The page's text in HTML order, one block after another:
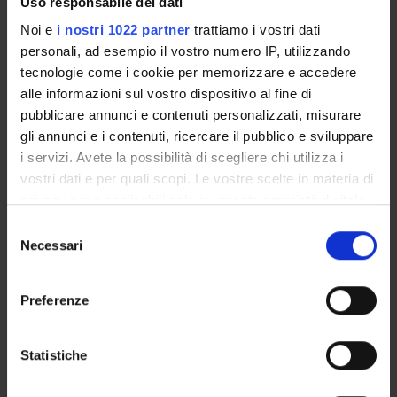
Noi e i nostri 1022 partner trattiamo i vostri dati
personali, ad esempio il vostro numero IP, utilizzando
tecnologie come i cookie per memorizzare e accedere
alle informazioni sul vostro dispositivo al fine di
pubblicare annunci e contenuti personalizzati, misurare
gli annunci e i contenuti, ricercare il pubblico e sviluppare
i servizi. Avete la possibilità di scegliere chi utilizza i
vostri dati e per quali scopi. Le vostre scelte in materia di
modificare o revocare il proprio consenso in qualsiasi
momento dalla Dichiarazione sui cookie o facendo clic
raccogliere informazioni sulla tua posizione
geografica, con un'approssimazione di qualche
delNecessari
Preferenze
Statistiche
PUBBLICAZIONI
INCARICHI
ORGANIZZAZIONE
GOVERNANCE
UFFICI E STRUTTURE DI SERVIZIO